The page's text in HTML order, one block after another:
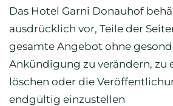
Das Hotel Garni Donauhof
ausdrücklich vor, Teile der
gesamte Angebot ohne
Ankündigung zu verändern, zu
löschen oder die
endgültig einzustellen